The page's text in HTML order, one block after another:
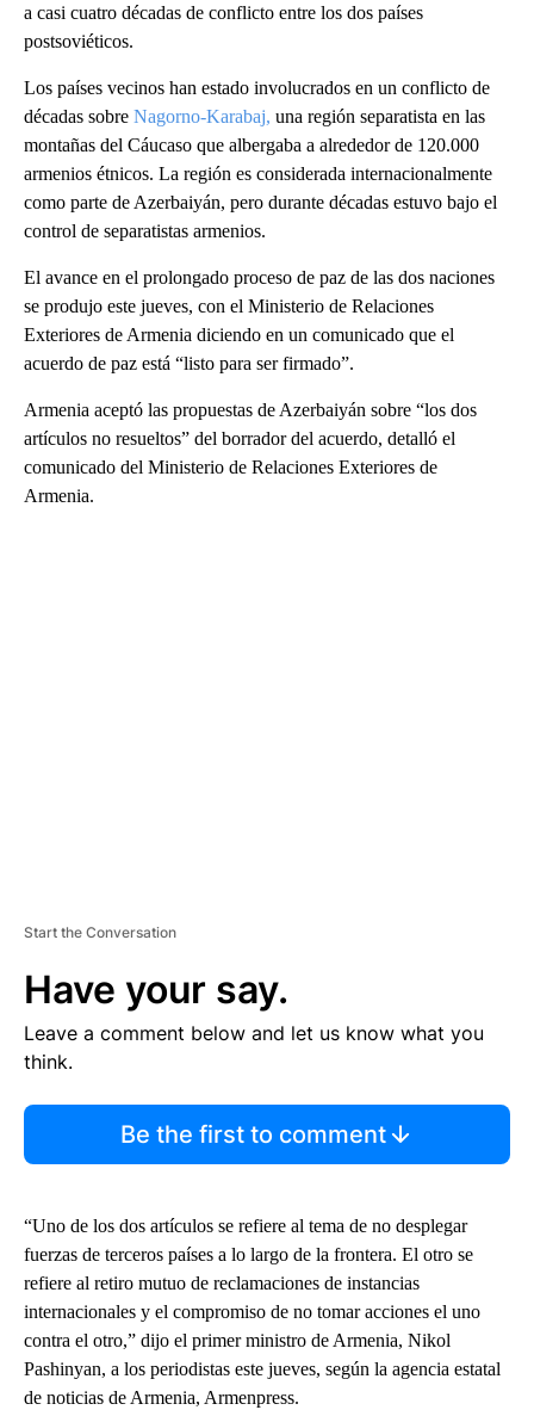
a casi cuatro décadas de conflicto entre los dos países
postsoviéticos.
Los países vecinos han estado involucrados en un conflicto de
décadas sobre Nagorno-Karabaj, una región separatista en las
montañas del Cáucaso que albergaba a alrededor de 120.000
armenios étnicos. La región es considerada internacionalmente
como parte de Azerbaiyán, pero durante décadas estuvo bajo el
control de separatistas armenios.
El avance en el prolongado proceso de paz de las dos naciones
se produjo este jueves, con el Ministerio de Relaciones
Exteriores de Armenia diciendo en un comunicado que el
acuerdo de paz está “listo para ser firmado”.
Armenia aceptó las propuestas de Azerbaiyán sobre “los dos
artículos no resueltos” del borrador del acuerdo, detalló el
comunicado del Ministerio de Relaciones Exteriores de
Armenia.
Start the Conversation
Have your say.
Leave a comment below and let us know what you
think.
Be the first to comment
“Uno de los dos artículos se refiere al tema de no desplegar
fuerzas de terceros países a lo largo de la frontera. El otro se
refiere al retiro mutuo de reclamaciones de instancias
internacionales y el compromiso de no tomar acciones el uno
contra el otro,” dijo el primer ministro de Armenia, Nikol
Pashinyan, a los periodistas este jueves, según la agencia estatal
de noticias de Armenia, Armenpress.